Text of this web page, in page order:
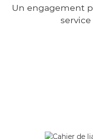
Un engagement